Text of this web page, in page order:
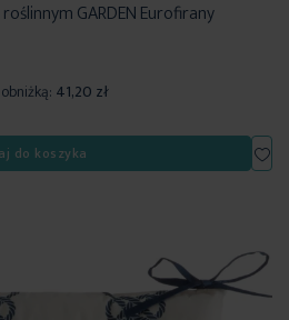
GARDEN Eurofirany
41,20 zł
do koszyka